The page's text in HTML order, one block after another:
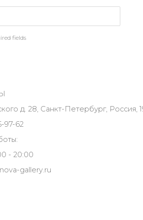
fields
д. 28, Санкт-Петербург, Россия,
97-62
- 20:00
gallery.ru